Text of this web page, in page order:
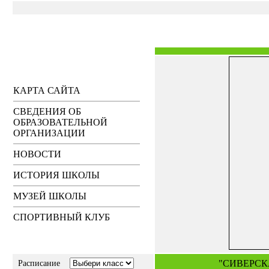
КАРТА САЙТА
СВЕДЕНИЯ ОБ
ОБРАЗОВАТЕЛЬНОЙ
ОРГАНИЗАЦИИ
НОВОСТИ
ИСТОРИЯ ШКОЛЫ
МУЗЕЙ ШКОЛЫ
СПОРТИВНЫЙ КЛУБ
Расписание